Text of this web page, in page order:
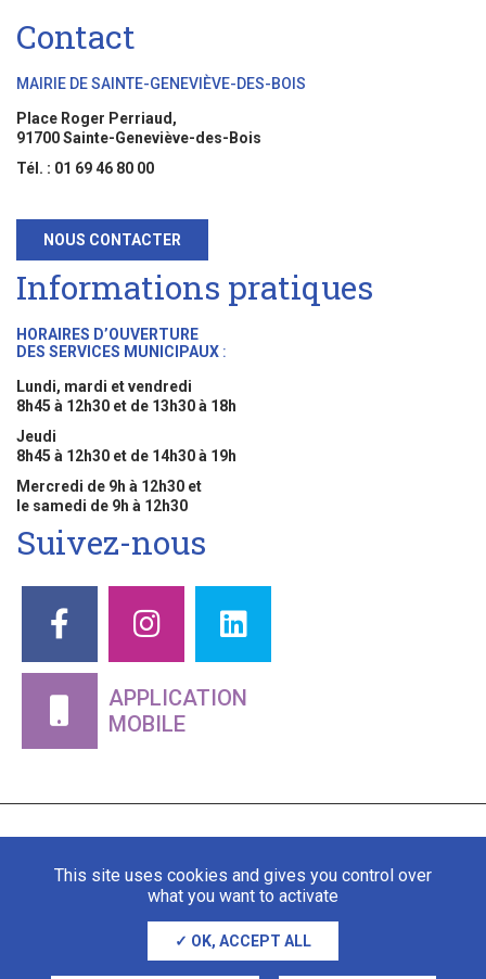
Contact
MAIRIE DE SAINTE-GENEVIÈVE-DES-BOIS
Place Roger Perriaud,
91700 Sainte-Geneviève-des-Bois
Tél. : 01 69 46 80 00
NOUS CONTACTER
Informations pratiques
HORAIRES D’OUVERTURE
DES SERVICES MUNICIPAUX :
Lundi, mardi et vendredi
8h45 à 12h30 et de 13h30 à 18h
Jeudi
8h45 à 12h30 et de 14h30 à 19h
Mercredi de 9h à 12h30 et
le samedi de 9h à 12h30
Suivez-nous
APPLICATION
MOBILE
Mentions légales Gestion des cookies
This site uses cookies and gives you control over
what you want to activate
OK, ACCEPT ALL